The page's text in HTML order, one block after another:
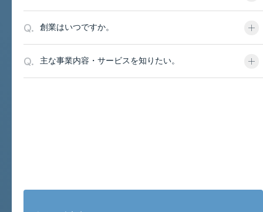
Q. 創業はいつですか。
Q. 主な事業内容・サービスを知りたい。